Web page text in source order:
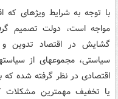
با توجه به شرایط ویژه­ای که
مواجه است، دولت تصمیم
گشایش در اقتصاد تدوین
سیاستی، مجموعه­ای از
اقتصادی در نظر گرفته شده
یا تخفیف مهمترین